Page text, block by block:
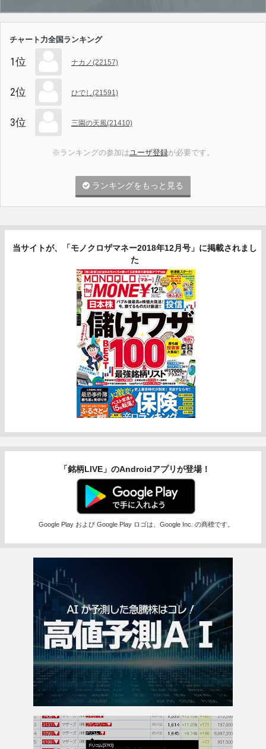
チャート力全国ランキング
1位 ナカノ(22157)
2位 ひでし(21591)
3位 三園の天風(21410)
※ランキングの参加はユーザ登録が必要です。
ランキングをもっと見る
当サイトが、「モノクロザマネー2018年12月号」に掲載されまし
た
「銘柄LIVE」のAndroidアプリが登場！
Google Play および Google Play ロゴは、Google Inc. の商標です。